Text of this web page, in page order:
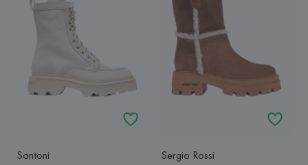
Santoni Sergio Rossi